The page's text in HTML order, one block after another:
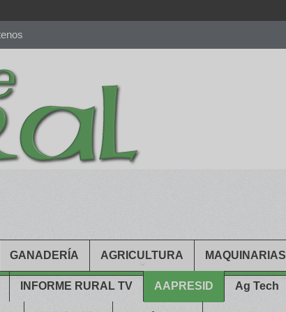
for women.patekphilippe.to
GANADERÍA AGRICULTURA MAQUINARIAS
INFORME RURAL TV AAPRESID Ag Tech